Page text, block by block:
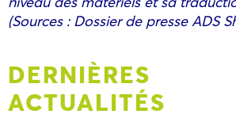
(Sources : Dossier de presse ADS
DERNIÈRES
ACTUALITÉS